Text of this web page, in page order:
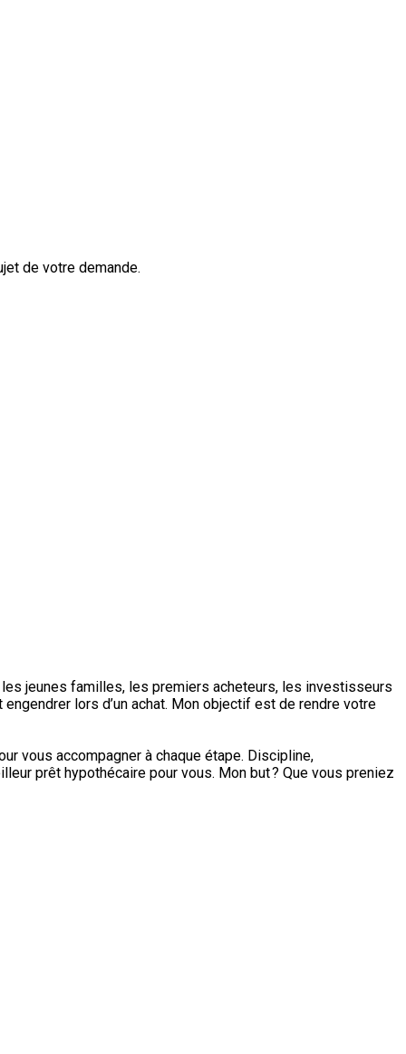
de votre demande.
jeunes familles, les premiers acheteurs, les investisseurs
lors d’un achat. Mon objectif est de rendre votre
vous accompagner à chaque étape. Discipline,
prêt hypothécaire pour vous. Mon but ? Que vous preniez